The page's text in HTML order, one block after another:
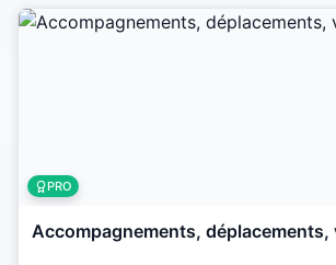
PRO
Accompagnements, déplacements,